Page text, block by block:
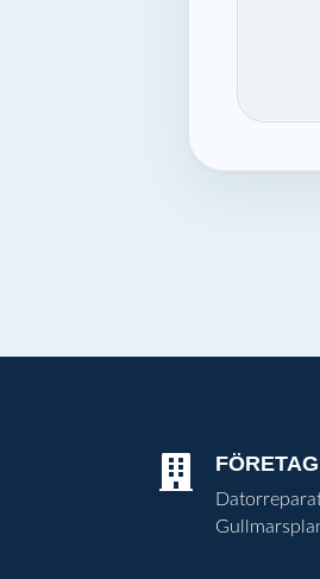
 FÖRETAG